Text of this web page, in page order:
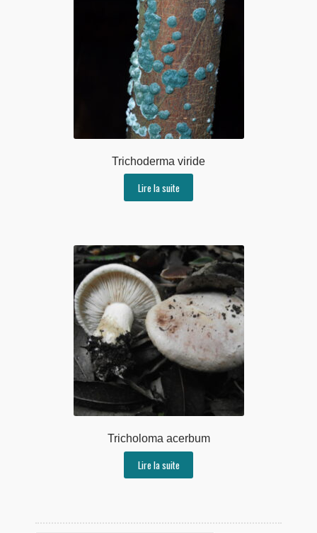
Trichoderma viride
Lire la suite
Tricholoma acerbum
Lire la suite